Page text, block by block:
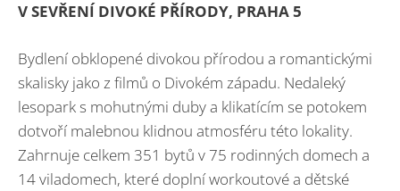
V SEVŘENÍ DIVOKÉ PŘÍRODY, PRAHA 5
Bydlení obklopené divokou přírodou a romantickými
skalisky jako z filmů o Divokém západu. Nedaleký
lesopark s mohutnými duby a klikatícím se potokem
dotvoří malebnou klidnou atmosféru této lokality.
Zahrnuje celkem 351 bytů v 75 rodinných domech a
14 viladomech, které doplní workoutové a dětské